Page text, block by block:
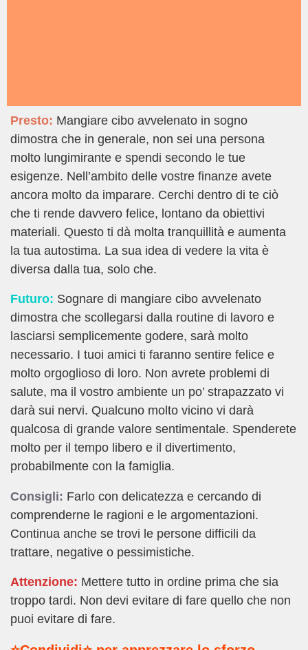
Presto: Mangiare cibo avvelenato in sogno
dimostra che in generale, non sei una persona
molto lungimirante e spendi secondo le tue
esigenze. Nell’ambito delle vostre finanze avete
ancora molto da imparare. Cerchi dentro di te ciò
che ti rende davvero felice, lontano da obiettivi
materiali. Questo ti dà molta tranquillità e aumenta
la tua autostima. La sua idea di vedere la vita è
diversa dalla tua, solo che.
Futuro: Sognare di mangiare cibo avvelenato
dimostra che scollegarsi dalla routine di lavoro e
lasciarsi semplicemente godere, sarà molto
necessario. I tuoi amici ti faranno sentire felice e
molto orgoglioso di loro. Non avrete problemi di
salute, ma il vostro ambiente un po’ strapazzato vi
darà sui nervi. Qualcuno molto vicino vi darà
qualcosa di grande valore sentimentale. Spenderete
molto per il tempo libero e il divertimento,
probabilmente con la famiglia.
Consigli: Farlo con delicatezza e cercando di
comprenderne le ragioni e le argomentazioni.
Continua anche se trovi le persone difficili da
trattare, negative o pessimistiche.
Attenzione: Mettere tutto in ordine prima che sia
troppo tardi. Non devi evitare di fare quello che non
puoi evitare di fare.